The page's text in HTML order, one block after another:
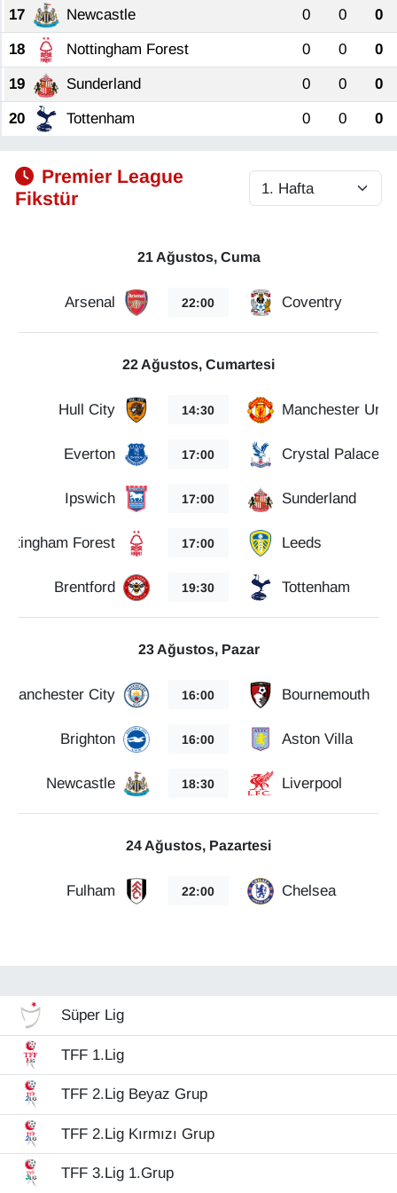
17 Newcastle 0 0 0
18 Nottingham Forest 0 0 0
19 Sunderland 0 0 0
20 Tottenham 0 0 0
Premier League
Fikstür
21 Ağustos, Cuma
Arsenal 22:00 Coventry
22 Ağustos, Cumartesi
Hull City 14:30 Manchester
Everton 17:00 Crystal Palace
Ipswich 17:00 Sunderland
Forest 17:00 Leeds
Brentford 19:30 Tottenham
23 Ağustos, Pazar
Manchester City 16:00 Bournemouth
Brighton 16:00 Aston Villa
Newcastle 18:30 Liverpool
24 Ağustos, Pazartesi
Fulham 22:00 Chelsea
Süper Lig
TFF 1.Lig
TFF 2.Lig Beyaz Grup
TFF 2.Lig Kırmızı Grup
TFF 3.Lig 1.Grup
Gündem
Haber
HABERDE İNSAN
İngilizce
Kamu Alımları
Kim Kimdir?
Kültür & Sanat
KURDÎ
MAGAZİN
MEDYA
ONE EKONOMİ
POLİTİKA
Sinema - TV
SPOR
Turizm
Vasıta
YAŞAM